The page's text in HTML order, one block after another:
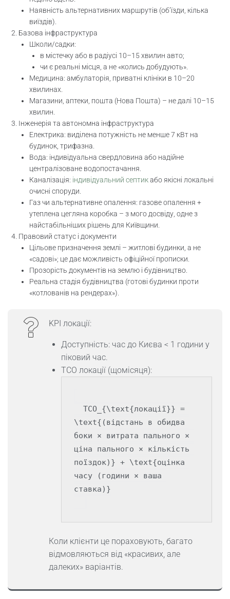
Наявність альтернативних маршрутів (об’їзди, кілька
виїздів).
Базова інфраструктура
Школи/садки:
в містечку або в радіусі 10–15 хвилин авто;
чи є реальні місця, а не «колись добудують».
Медицина: амбулаторія, приватні клініки в 10–20
хвилинах.
Магазини, аптеки, пошта (Нова Пошта) – не далі 10–15
хвилин.
Інженерія та автономна інфраструктура
Електрика: виділена потужність не менше 7 кВт на
будинок, трифазна.
Вода: індивідуальна свердловина або надійне
централізоване водопостачання.
Каналізація: індивідуальний септикабо якісні локальні
очисні споруди.
Газ чи альтернативне опалення: газове опалення +
утеплена цегляна коробка – з мого досвіду, одне з
найстабільніших рішень для Київщини.
Правовий статус і документи
Цільове призначення землі – житлові будинки, а не
«садові»; це дає можливість офіційної прописки.
Прозорість документів на землю і будівництво.
Реальна стадія будівництва (готові будинки проти
«котлованів на рендерах»).
KPI локації:
Доступність: час до Києва < 1 години у
піковий час.
TCO локації (щомісяця):
\text{(відстань в обидва
боки × витрата пального ×
ціна пального × кількість
поїздок)} + \text{оцінка
часу (години × ваша
ставка)}
Коли клієнти це пораховують, багато
відмовляються від «красивих, але
далеких» варіантів.